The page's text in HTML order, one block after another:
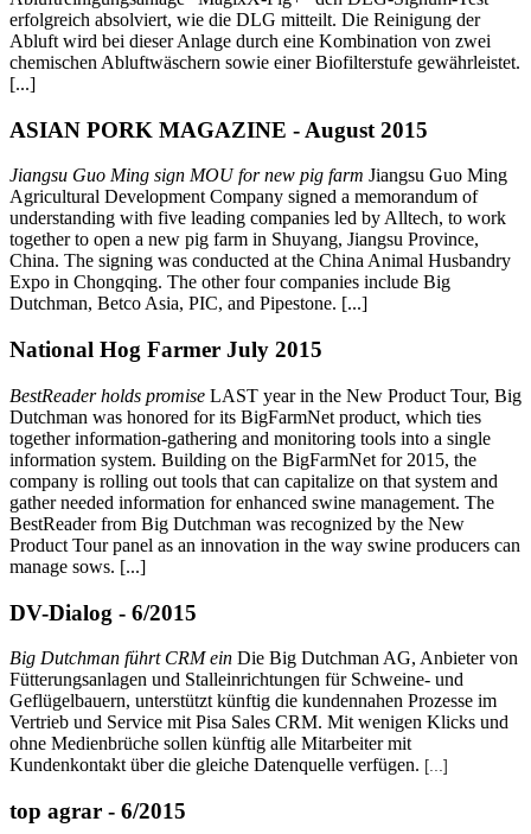
erfolgreich absolviert, wie die DLG mitteilt. Die Reinigung der
Abluft wird bei dieser Anlage durch eine Kombination von zwei
chemischen Abluftwäschern sowie einer Biofilterstufe gewährleistet.
[...]
ASIAN PORK MAGAZINE - August 2015
Jiangsu Guo Ming sign MOU for new pig farm Jiangsu Guo Ming
Agricultural Development Company signed a memorandum of
understanding with five leading companies led by Alltech, to work
together to open a new pig farm in Shuyang, Jiangsu Province,
China. The signing was conducted at the China Animal Husbandry
Expo in Chongqing. The other four companies include Big
Dutchman, Betco Asia, PIC, and Pipestone. [...]
National Hog Farmer July 2015
BestReader holds promise LAST year in the New Product Tour, Big
Dutchman was honored for its BigFarmNet product, which ties
together information-gathering and monitoring tools into a single
information system. Building on the BigFarmNet for 2015, the
company is rolling out tools that can capitalize on that system and
gather needed information for enhanced swine management. The
BestReader from Big Dutchman was recognized by the New
Product Tour panel as an innovation in the way swine producers can
manage sows. [...]
DV-Dialog - 6/2015
Big Dutchman führt CRM ein Die Big Dutchman AG, Anbieter von
Fütterungsanlagen und Stalleinrichtungen für Schweine- und
Geflügelbauern, unterstützt künftig die kundennahen Prozesse im
Vertrieb und Service mit Pisa Sales CRM. Mit wenigen Klicks und
ohne Medienbrüche sollen künftig alle Mitarbeiter mit
Kundenkontakt über die gleiche Datenquelle verfügen. [...]
top agrar - 6/2015